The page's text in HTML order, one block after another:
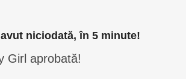
niciodată, în 5 minute!
Girl aprobată!